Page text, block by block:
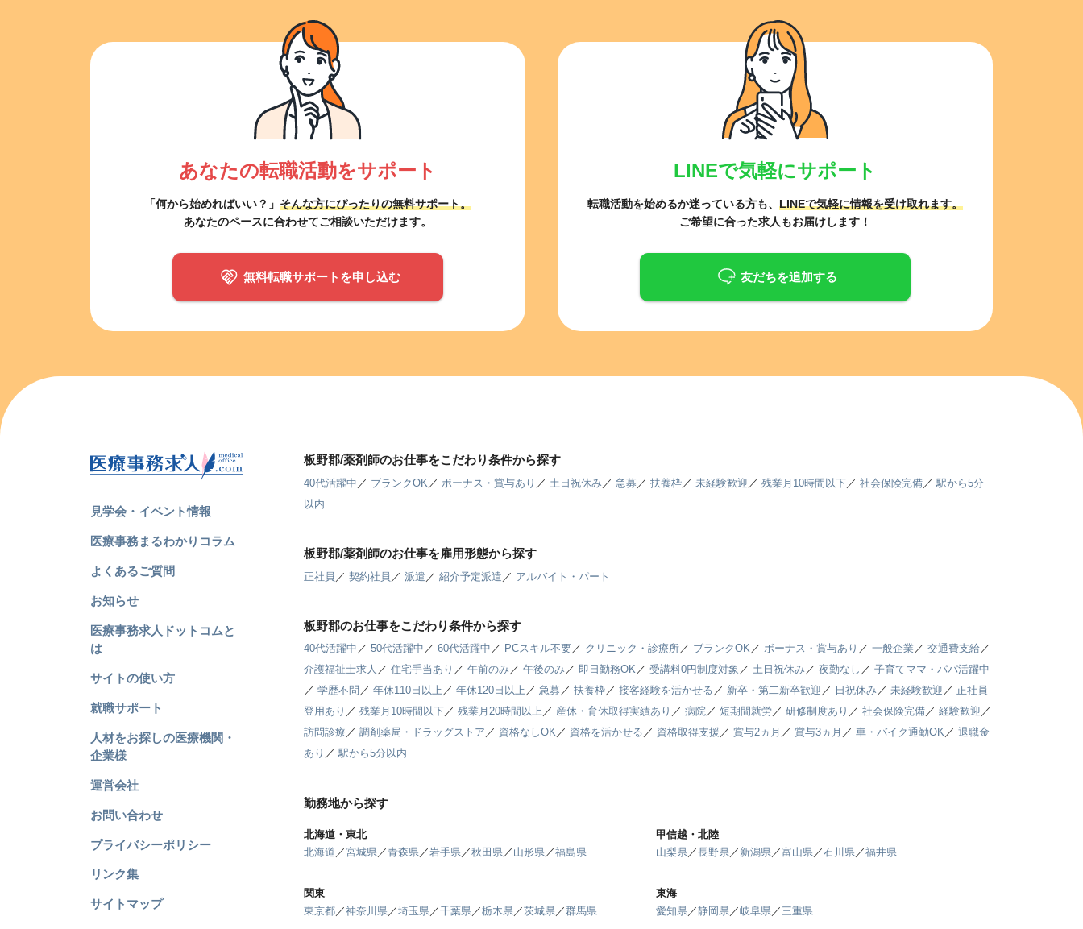
あなたの転職活動をサポート
「何から始めればいい？」 そんな方にぴったりの無料サポート。
あなたのペースに合わせてご相談いただけます。
無料転職サポートを申し込む
LINEで気軽にサポート
転職活動を始めるか迷っている方も、 LINEで気軽に情報を受け取れます。
ご希望に合った求人もお届けします！
友だちを追加する
見学会・イベント情報
医療事務まるわかりコラム
よくあるご質問
お知らせ
医療事務求人ドットコムと
は
サイトの使い方
就職サポート
人材をお探しの医療機関・
企業様
運営会社
お問い合わせ
プライバシーポリシー
リンク集
サイトマップ
板野郡/薬剤師のお仕事をこだわり条件から探す
40代活躍中 ／ ブランクOK ／ ボーナス・賞与あり ／ 土日祝休み ／ 急募 ／扶養枠 ／ 未経験歓迎 ／残業月10時間以下 ／社会保険完備 ／駅から5分
以内
板野郡/薬剤師のお仕事を雇用形態から探す
正社員 ／契約社員 ／派遣 ／紹介予定派遣 ／ アルバイト・パート
板野郡のお仕事をこだわり条件から探す
40代活躍中 ／50代活躍中 ／60代活躍中 ／ PCスキル不要／ クリニック・診療所／ ブランクOK／ボーナス・賞与あり ／一般企業 ／交通費支給／
介護福祉士求人 ／住宅手当あり ／午前のみ／午後のみ／ 即日勤務OK／受講料0円制度対象 ／土日祝休み／夜勤なし ／子育てママ・パパ活躍中
／学歴不問 ／年休110日以上 ／年休120日以上 ／急募 ／扶養枠／接客経験を活かせる ／ 新卒・第二新卒歓迎 ／ 日祝休み／未経験歓迎 ／正社員
登用あり ／残業月10時間以下／残業月20時間以上 ／ 産休・育休取得実績あり ／病院／短期間就労／研修制度あり ／社会保険完備／経験歓迎 ／
訪問診療 ／調剤薬局・ドラッグストア ／ 資格なしOK／ 資格を活かせる ／ 資格取得支援 ／賞与2ヵ月 ／賞与3ヵ月 ／車・バイク通勤OK／退職金
あり ／駅から5分以内
勤務地から探す
北海道・東北
北海道 ／宮城県／青森県／岩手県／秋田県／ 山形県／福島県
甲信越・北陸
山梨県／長野県／ 新潟県／富山県／石川県／福井県
関東
東京都／神奈川県／埼玉県／千葉県／栃木県／茨城県／群馬県
東海
愛知県／静岡県／岐阜県／三重県